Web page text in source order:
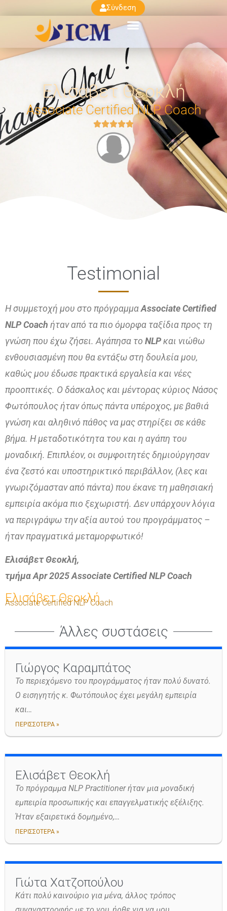
Σύνδεση
Ελισάβετ Θεοκλή
Associate Certified NLP Coach

Testimonial
Η συμμετοχή μου στο πρόγραμμαAssociate Certified
NLP Coach ήταν από τα πιο όμορφα ταξίδια προς τη
γνώση που έχω ζήσει. Αγάπησα το NLPκαι νιώθω
ενθουσιασμένη που θα εντάξω στη δουλεία μου,
καθώς μου έδωσε πρακτικά εργαλεία και νέες
προοπτικές. Ο δάσκαλος και μέντορας κύριος Νάσος
Φωτόπουλος ήταν όπως πάντα υπέροχος, με βαθιά
γνώση και αληθινό πάθος να μας στηρίξει σε κάθε
βήμα. Η μεταδοτικότητα του και η αγάπη του
μοναδική. Επιπλέον, οι συμφοιτητές δημιούργησαν
ένα ζεστό και υποστηρικτικό περιβάλλον, (λες και
γνωριζόμασταν από πάντα) που έκανε τη μαθησιακή
εμπειρία ακόμα πιο ξεχωριστή. Δεν υπάρχουν λόγια
να περιγράψω την αξία αυτού του προγράμματος –
ήταν πραγματικά μεταμορφωτικό!
Ελισάβετ Θεοκλή,
τμήμα Apr 2025 Associate Certified NLP Coach
Ελισάβετ Θεοκλή
Associate Certified NLP Coach
Άλλες συστάσεις
Γιώργος Καραμπάτος
Το περιεχόμενο του προγράμματος ήταν πολύ δυνατό.
Ο εισηγητής κ. Φωτόπουλος έχει μεγάλη εμπειρία
και…
ΠΕΡΙΣΣΟΤΕΡΑ »
Ελισάβετ Θεοκλή
Το πρόγραμμα NLP Practitioner ήταν μια μοναδική
εμπειρία προσωπικής και επαγγελματικής εξέλιξης.
Ήταν εξαιρετικά δομημένο,…
ΠΕΡΙΣΣΟΤΕΡΑ »
Γιώτα Χατζοπούλου
Κάτι πολύ καινούριο για μένα, άλλος τρόπος